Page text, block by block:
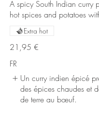
A spicy South Indian curry
hot spices and potatoes
21,95 €
Extra hot
FR
Un curry indien épicé
des épices chaudes et
de terre au bœuf.